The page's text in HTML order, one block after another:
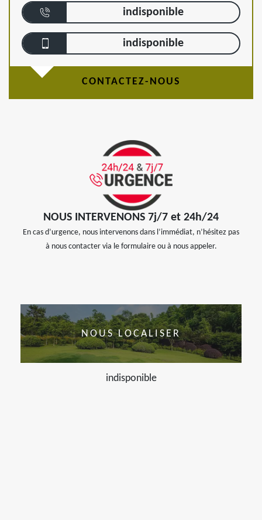
indisponible
indisponible
CONTACTEZ-NOUS
NOUS INTERVENONS 7j/7 et 24h/24
En cas d’urgence, nous intervenons dans l’immédiat, n’hésitez pas
à nous contacter via le formulaire ou à nous appeler.
NOUS LOCALISER
indisponible